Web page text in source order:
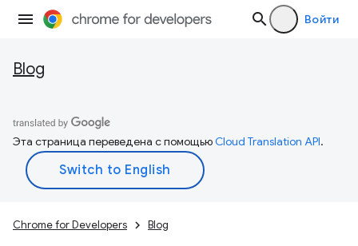
Войти
Blog
Эта страница переведена с помощьюCloud Translation API.
Chrome for Developers Blog